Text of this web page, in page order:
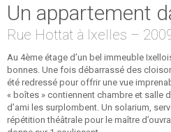
Un appartement
Rue Hottat à Ixelles –
Au 4ème étage d’un bel immeuble
bonnes. Une fois débarrassé des
été redressé pour offrir une vue
« boîtes » contiennent chambre et salle
d’ami les surplombent. Un solarium,
répétition théâtrale pour le maître